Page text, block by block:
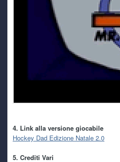
4. Link alla versione giocabile
Hockey Dad Edizione Natale 2.0
5. Crediti Vari